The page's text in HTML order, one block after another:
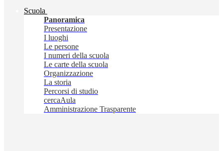
Scuola
Panoramica
Presentazione
I luoghi
Le persone
I numeri della scuola
Le carte della scuola
Organizzazione
La storia
Percorsi di studio
cercaAula
Amministrazione Trasparente